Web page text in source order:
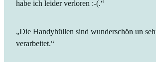
habe ich leider verloren :-(.“
„Die Handyhüllen sind wunderschön un
verarbeitet.“